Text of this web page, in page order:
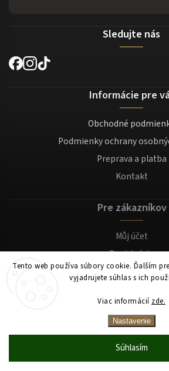
Tento web používa súbory cookie. Ďalším
vyjadrujete súhlas s ich
Viac informácií zde.
Nastavenie
Súhlasím
Sledujte nás
Informácie pre
Obchodné
Podmienky ochrany
Preprava a platba
Kontakt
Pre zákazníkov
Můj účet
Registrácia
Prihlásenie
Mocafino.sk.